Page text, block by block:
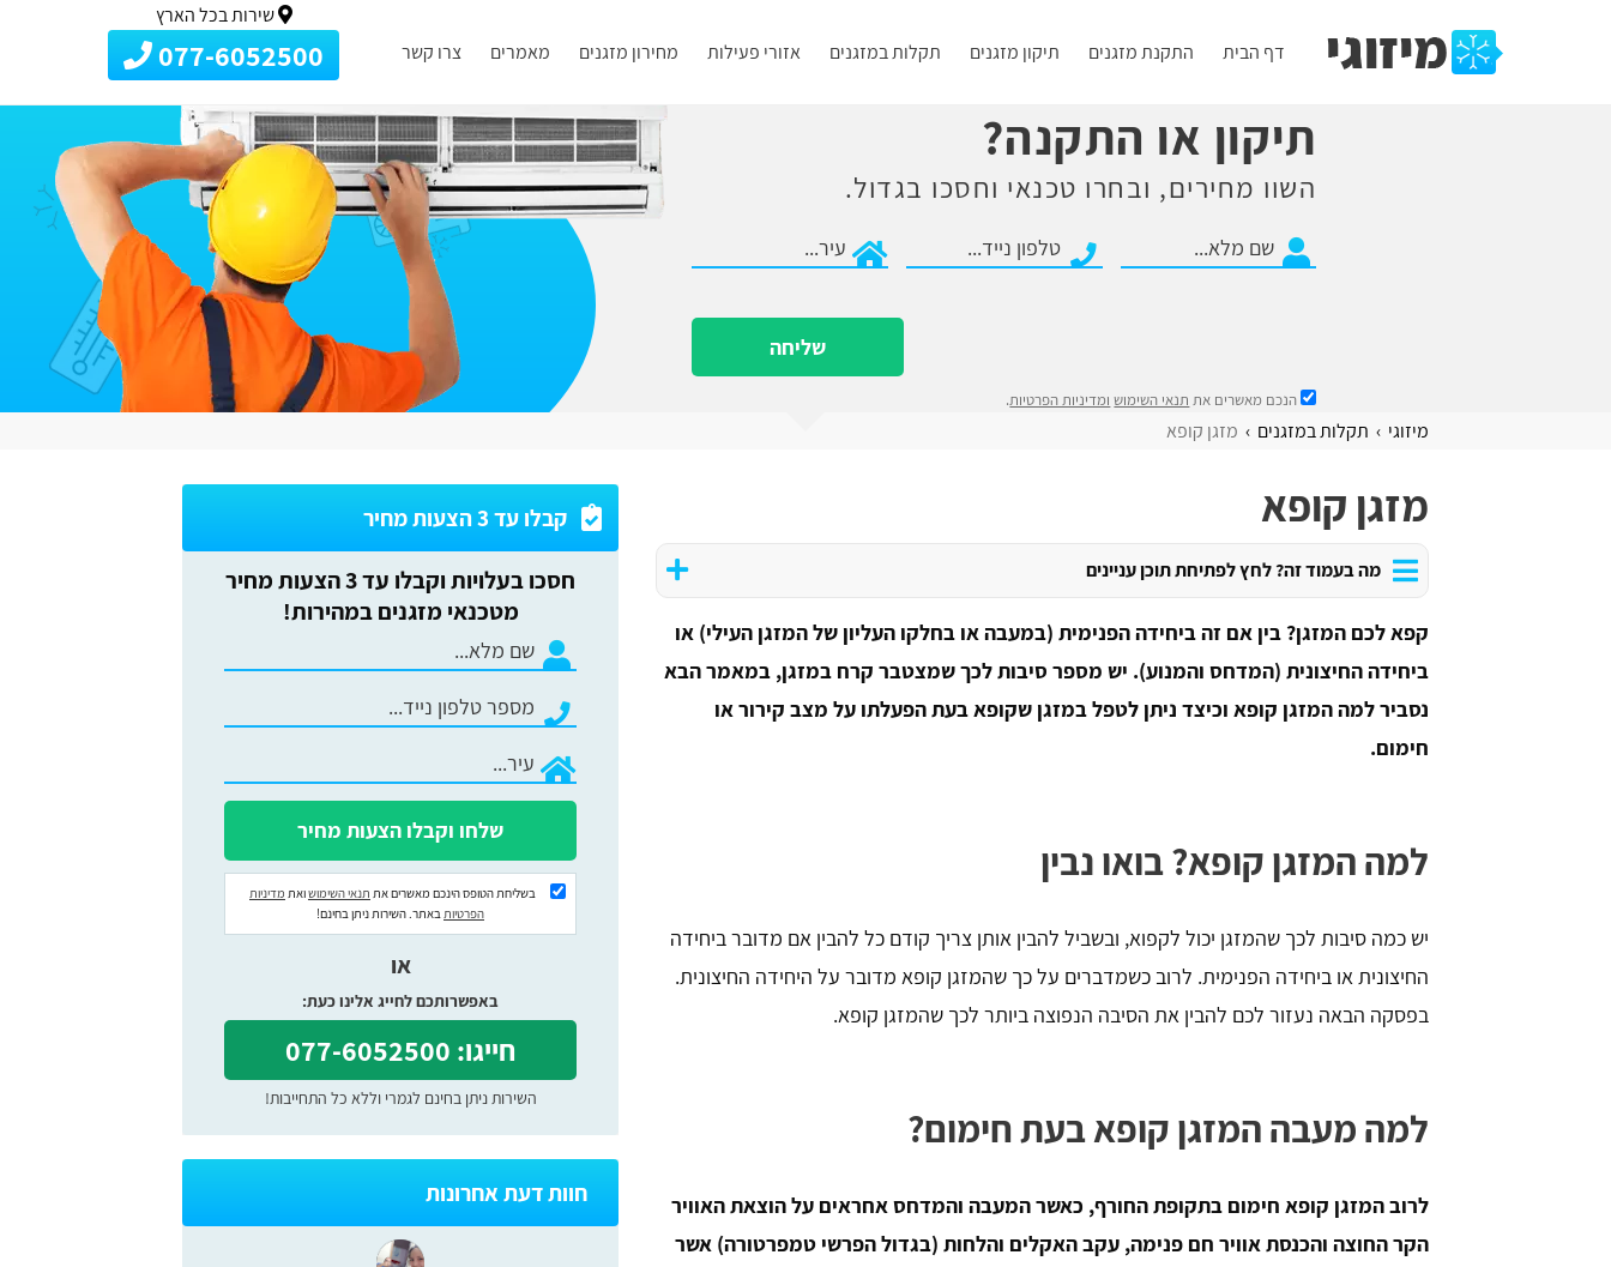
דף הבית התקנת מזגנים תיקון מזגנים תקלות במזגנים אזורי פעילות מחירון מזגנים מאמרים צרו קשר
שירות בכל הארץ
077-6052500
תיקון או התקנה?
השוו מחירים, ובחרו טכנאי וחסכו בגדול.
שליחה
הנכם מאשרים את תנאי השימוש ומדיניות הפרטיות.
מיזוגי תקלות במזגנים מזגן קופא
מזגן קופא
מה בעמוד זה? לחץ לפתיחת תוכן עניינים
קפא לכם המזגן? בין אם זה ביחידה הפנימית (במעבה או בחלקו העליון של המזגן העילי) או
ביחידה החיצונית (המדחס והמנוע). יש מספר סיבות לכך שמצטבר קרח במזגן, במאמר הבא
נסביר למה המזגן קופא וכיצד ניתן לטפל במזגן שקופא בעת הפעלתו על מצב קירור או
חימום.
למה המזגן קופא? בואו נבין
יש כמה סיבות לכך שהמזגן יכול לקפוא, ובשביל להבין אותן צריך קודם כל להבין אם מדובר ביחידה
החיצונית או ביחידה הפנימית. לרוב כשמדברים על כך שהמזגן קופא מדובר על היחידה החיצונית.
בפסקה הבאה נעזור לכם להבין את הסיבה הנפוצה ביותר לכך שהמזגן קופא.
למה מעבה המזגן קופא בעת חימום?
לרוב המזגן קופא חימום בתקופת החורף, כאשר המעבה והמדחס אחראים על הוצאת האוויר
הקר החוצה והכנסת אוויר חם פנימה, עקב האקלים והלחות (בגדול הפרשי טמפרטורה) אשר
קבלו עד 3 הצעות מחיר
חסכו בעלויות וקבלו עד 3 הצעות מחיר
מטכנאי מזגנים במהירות!
בשליחת הטופס הינכם מאשרים את תנאי השימושואת מדיניות
הפרטיותבאתר. השירות ניתן בחינם!
או
באפשרותכם לחייג אלינו כעת:
חייגו: 077-6052500
השירות ניתן בחינם לגמרי וללא כל התחייבות!
חוות דעת אחרונות